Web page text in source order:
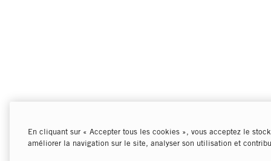
En cliquant sur « Accepter tous les cookies », vous acceptez le
améliorer la navigation sur le site, analyser son utilisation et